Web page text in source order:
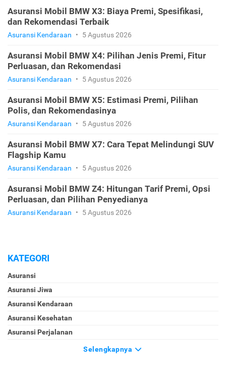
Asuransi Mobil BMW X3: Biaya Premi, Spesifikasi,
dan Rekomendasi Terbaik
Asuransi Kendaraan • 5 Agustus 2026
Asuransi Mobil BMW X4: Pilihan Jenis Premi, Fitur
Perluasan, dan Rekomendasi
Asuransi Kendaraan • 5 Agustus 2026
Asuransi Mobil BMW X5: Estimasi Premi, Pilihan
Polis, dan Rekomendasinya
Asuransi Kendaraan • 5 Agustus 2026
Asuransi Mobil BMW X7: Cara Tepat Melindungi SUV
Flagship Kamu
Asuransi Kendaraan • 5 Agustus 2026
Asuransi Mobil BMW Z4: Hitungan Tarif Premi, Opsi
Perluasan, dan Pilihan Penyedianya
Asuransi Kendaraan • 5 Agustus 2026
KATEGORI
Asuransi
Asuransi Jiwa
Asuransi Kendaraan
Asuransi Kesehatan
Asuransi Perjalanan
Selengkapnya